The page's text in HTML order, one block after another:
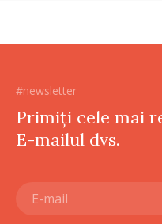
#newsletter
Primiți cele mai
E-mailul dvs.